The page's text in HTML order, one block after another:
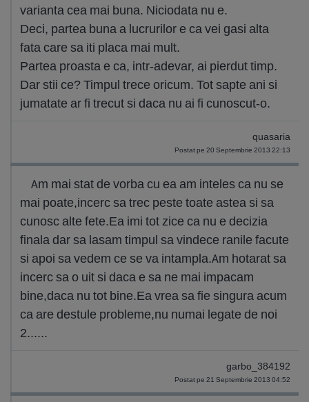
varianta cea mai buna. Niciodata nu e.
Deci, partea buna a lucrurilor e ca vei gasi alta
fata care sa iti placa mai mult.
Partea proasta e ca, intr-adevar, ai pierdut timp.
Dar stii ce? Timpul trece oricum. Tot sapte ani si
jumatate ar fi trecut si daca nu ai fi cunoscut-o.
quasaria
Postat pe 20 Septembrie 2013 22:13
Am mai stat de vorba cu ea am inteles ca nu se
mai poate,incerc sa trec peste toate astea si sa
cunosc alte fete.Ea imi tot zice ca nu e decizia
finala dar sa lasam timpul sa vindece ranile facute
si apoi sa vedem ce se va intampla.Am hotarat sa
incerc sa o uit si daca e sa ne mai impacam
bine,daca nu tot bine.Ea vrea sa fie singura acum
ca are destule probleme,nu numai legate de noi
2......
garbo_384192
Postat pe 21 Septembrie 2013 04:52